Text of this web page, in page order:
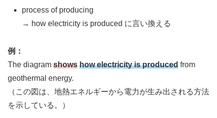
process of producing
→ how electricity is produced に言い換える
例：
The diagram shows how electricity is produced from
geothermal energy.
（この図は、地熱エネルギーから電力が生み出される方法
を示している。）